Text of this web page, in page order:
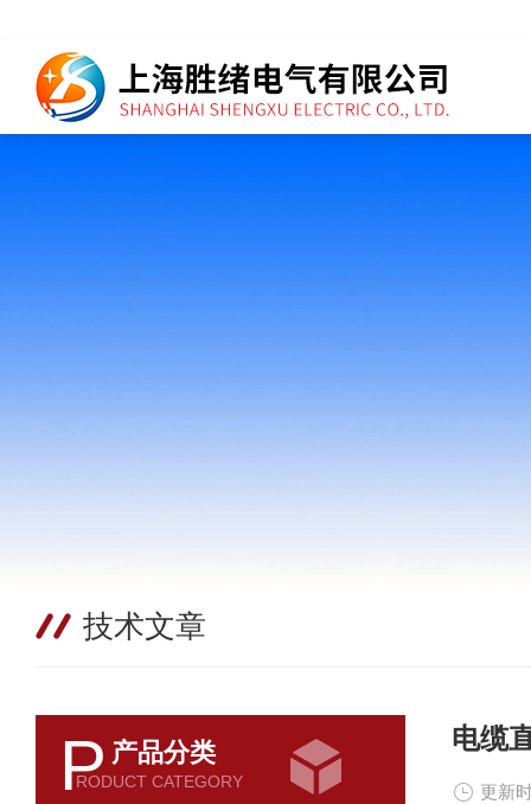
技术文章
P 产品分类
RODUCT CATEGORY
电缆
更新